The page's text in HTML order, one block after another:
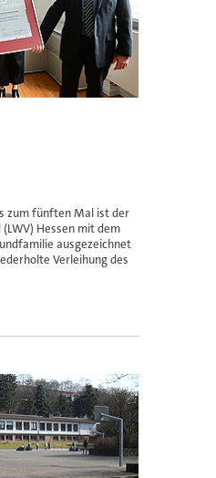
zum fünften Mal ist der
Hessen mit dem
ausgezeichnet
Verleihung des